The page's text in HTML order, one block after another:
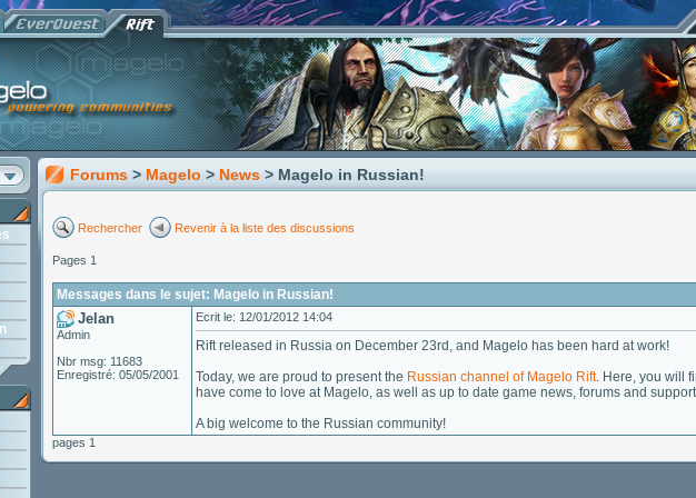
Forums > Magelo > News > Magelo in Russian!
Rechercher Revenir à la liste des discussions
Pages 1
Messages dans le sujet: Magelo in Russian!
Jelan
Admin
Nbr msg: 11683
Enregistré: 05/05/2001
Ecrit le: 12/01/2012 14:04
Rift released in Russia on December 23rd, and Magelo has been hard at work!
Today, we are proud to present the Russian channel of Magelo Rift. Here, you will
have come to love at Magelo, as well as up to date game news, forums and
A big welcome to the Russian community!
pages 1